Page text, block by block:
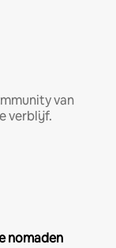
van
verblijf.
nomaden